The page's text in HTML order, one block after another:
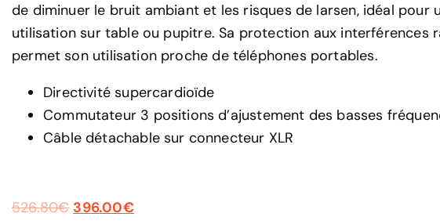
de diminuer le bruit ambiant et les risques de larsen, idéal pour
utilisation sur table ou pupitre. Sa protection aux interférences
permet son utilisation proche de téléphones portables.
Directivité supercardioïde
Commutateur 3 positions d’ajustement des basses
Câble détachable sur connecteur XLR
526.80€ 396.00€